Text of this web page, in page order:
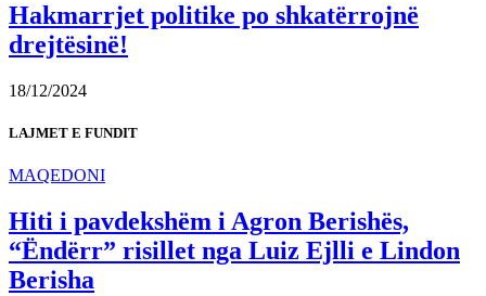
Hakmarrjet politike po shkatërrojnë
drejtësinë!
18/12/2024
LAJMET E FUNDIT
MAQEDONI
Hiti i pavdekshëm i Agron Berishës,
“Ëndërr” risillet nga Luiz Ejlli e Lindon
Berisha